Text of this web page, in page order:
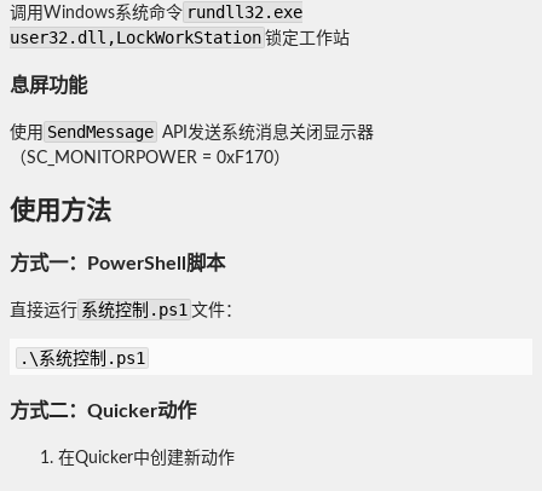
调用Windows系统命令 rundll32.exe
user32.dll,LockWorkStation 锁定工作站
息屏功能
使用 SendMessage API发送系统消息关闭显示器
（SC_MONITORPOWER = 0xF170）
使用方法
方式一：PowerShell脚本
直接运行 系统控制.ps1 文件：
.\系统控制.ps1
方式二：Quicker动作
在Quicker中创建新动作